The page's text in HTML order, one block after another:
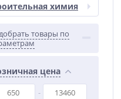
химия
товары по
цена